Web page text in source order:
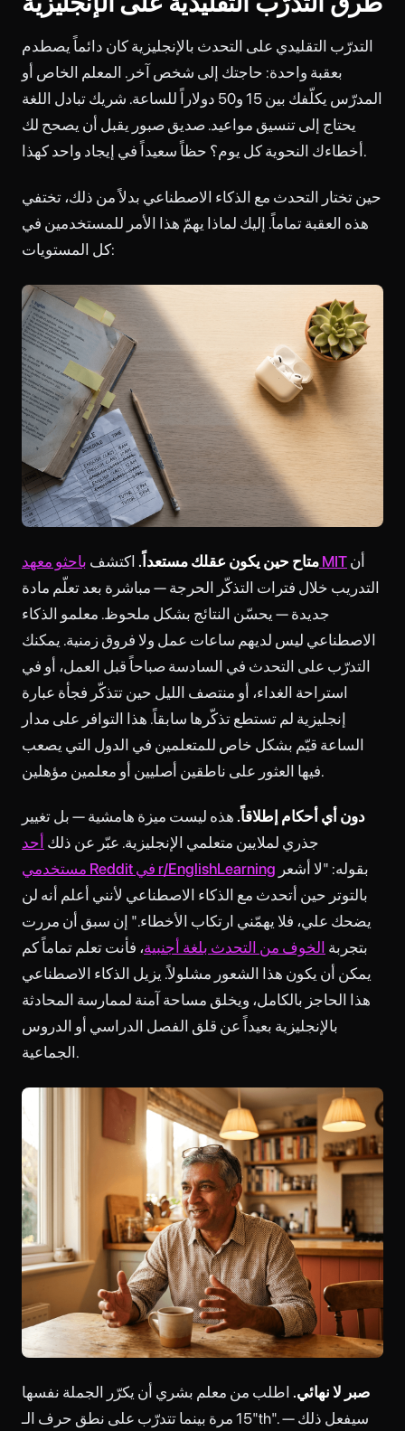
التدرّب التقليدي على التحدث بالإنجليزية كان دائماً يصطدم
بعقبة واحدة: حاجتك إلى شخص آخر. المعلم الخاص أو
المدرّس يكلّفك بين 15 و50 دولاراً للساعة. شريك تبادل اللغة
يحتاج إلى تنسيق مواعيد. صديق صبور يقبل أن يصحح لك
أخطاءك النحوية كل يوم؟ حظاً سعيداً في إيجاد واحد كهذا.
حين تختار التحدث مع الذكاء الاصطناعي بدلاً من ذلك، تختفي
هذه العقبة تماماً. إليك لماذا يهمّ هذا الأمر للمستخدمين في
كل المستويات:
متاح حين يكون عقلك مستعداً. اكتشف باحثو معهد MIT
التدريب خلال فترات التذكّر الحرجة — مباشرة بعد تعلّم مادة
جديدة — يحسّن النتائج بشكل ملحوظ. معلمو الذكاء
الاصطناعي ليس لديهم ساعات عمل ولا فروق زمنية. يمكنك
التدرّب على التحدث في السادسة صباحاً قبل العمل، أو في
استراحة الغداء، أو منتصف الليل حين تتذكّر فجأة عبارة
إنجليزية لم تستطع تذكّرها سابقاً. هذا التوافر على مدار
الساعة قيّم بشكل خاص للمتعلمين في الدول التي يصعب
فيها العثور على ناطقين أصليين أو معلمين مؤهلين.
دون أي أحكام إطلاقاً. هذه ليست ميزة هامشية — بل تغيير
جذري لملايين متعلمي الإنجليزية. عبّر عن ذلك أحد
مستخدمي Reddit في r/EnglishLearning
بالتوتر حين أتحدث مع الذكاء الاصطناعي لأنني أعلم أنه لن
يضحك علي، فلا يهمّني ارتكاب الأخطاء." إن سبق أن مررت
بتجربة الخوف من التحدث بلغة أجنبية، فأنت تعلم تماماً كم
يمكن أن يكون هذا الشعور مشلولاً. يزيل الذكاء الاصطناعي
هذا الحاجز بالكامل، ويخلق مساحة آمنة لممارسة المحادثة
بالإنجليزية بعيداً عن قلق الفصل الدراسي أو الدروس
الجماعية.
صبر لا نهائي. اطلب من معلم بشري أن يكرّر الجملة نفسها
15 مرة بينما تتدرّب على نطق حرف الـ"th". سيفعل ذلك —